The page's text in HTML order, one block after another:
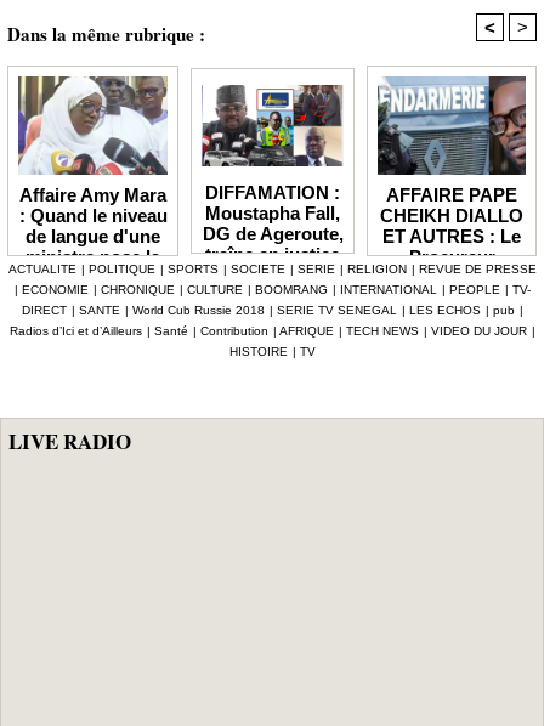
Dans la même rubrique : < >
Affaire Amy Mara
: Quand le niveau
de langue d'une
ministre pose la
question de la
compétence et de
la crédibilité de
l'État
DIFFAMATION :
Moustapha Fall,
DG de Ageroute,
traîne en justice
l’ex DRH Cheikh
Amet Tidiane
Thiam
AFFAIRE PAPE
CHEIKH DIALLO
ET AUTRES : Le
Procureur
interjette appel et
maintient en
prison ceux qui
ont été placés
ACTUALITE | POLITIQUE | SPORTS | SOCIETE | SERIE | RELIGION | REVUE DE PRESSE
| ECONOMIE | CHRONIQUE | CULTURE | BOOMRANG | INTERNATIONAL | PEOPLE | TV-
DIRECT | SANTE | World Cub Russie 2018 | SERIE TV SENEGAL | LES ECHOS | pub |
Radios d’Ici et d’Ailleurs | Santé | Contribution | AFRIQUE | TECH NEWS | VIDEO DU JOUR |
HISTOIRE | TV
LIVE RADIO